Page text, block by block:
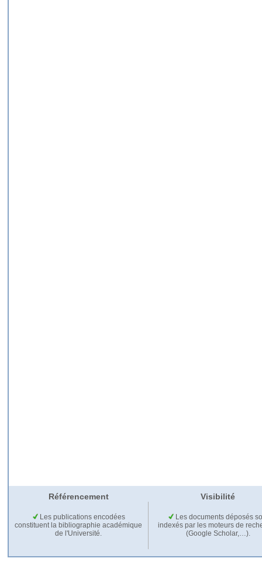
Référencement Visibilité
Les publications encodées
constituent la bibliographie académique
de l'Université.
Les documents déposés
indexés par les moteurs de
(Google Scholar,…).